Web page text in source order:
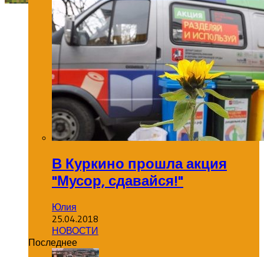
В Куркино прошла акция
"Мусор, сдавайся!"
Юлия
25.04.2018
НОВОСТИ
Последнее